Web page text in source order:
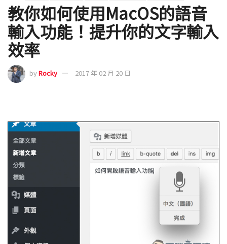
教你如何使用MacOS的語音
輸入功能！提升你的文字輸入
效率
byRocky 2017 年 02 月 20 日